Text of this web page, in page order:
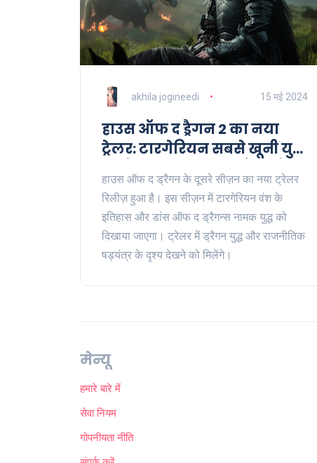
akhila jogineedi 15 मई 2024
हाउस ऑफ द ड्रैगन 2 का नया
ट्रेलर: टारगेरियन सबसे खूनी युद्ध
की तैयारी में, क्या आप तैयार हैं?
हाउस ऑफ द ड्रैगन के दूसरे सीज़न का नया ट्रेलर
रिलीज़ हुआ है। इस सीज़न में टारगेरियन वंश के
इतिहास और डांस ऑफ द ड्रैगन्स नामक युद्ध को
दिखाया जाएगा। ट्रेलर में ड्रैगन युद्ध और राजनीतिक
षड्यंत्र के दृश्य देखने को मिलेंगे।
मेन्यू
हमारे बारे में
सेवा नियम
गोपनीयता नीति